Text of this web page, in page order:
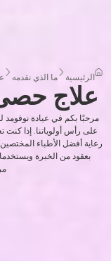
الرئيسية ما الذي نقدمه
علاج
مرحبًا بكم في عيادة
على رأس أولوياتنا. إذا
رعاية أفضل الأطباء المختصين
بعقود من الخبرة